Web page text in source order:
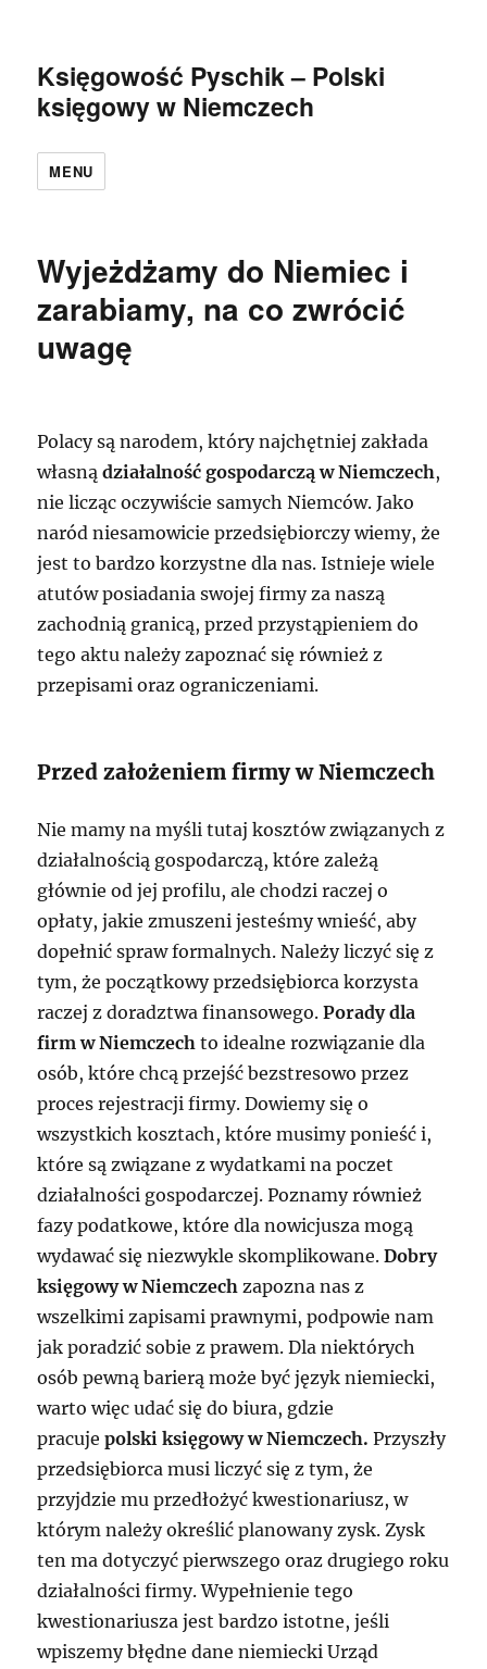
Księgowość Pyschik – Polski
księgowy w Niemczech
MENU
Wyjeżdżamy do Niemiec i
zarabiamy, na co zwrócić
uwagę
Polacy są narodem, który najchętniej zakłada
własnądziałalność gospodarczą w Niemczech,
nie licząc oczywiście samych Niemców. Jako
naród niesamowicie przedsiębiorczy wiemy, że
jest to bardzo korzystne dla nas. Istnieje wiele
atutów posiadania swojej firmy za naszą
zachodnią granicą, przed przystąpieniem do
tego aktu należy zapoznać się również z
przepisami oraz ograniczeniami.
Przed założeniem firmy w Niemczech
Nie mamy na myśli tutaj kosztów związanych z
działalnością gospodarczą, które zależą
głównie od jej profilu, ale chodzi raczej o
opłaty, jakie zmuszeni jesteśmy wnieść, aby
dopełnić spraw formalnych. Należy liczyć się z
tym, że początkowy przedsiębiorca korzysta
raczej z doradztwa finansowego.Porady dla
firm w Niemczechto idealne rozwiązanie dla
osób, które chcą przejść bezstresowo przez
proces rejestracji firmy. Dowiemy się o
wszystkich kosztach, które musimy ponieść i,
które są związane z wydatkami na poczet
działalności gospodarczej. Poznamy również
fazy podatkowe, które dla nowicjusza mogą
wydawać się niezwykle skomplikowane.Dobry
księgowy w Niemczechzapozna nas z
wszelkimi zapisami prawnymi, podpowie nam
jak poradzić sobie z prawem. Dla niektórych
osób pewną barierą może być język niemiecki,
warto więc udać się do biura, gdzie
pracujepolski księgowy w Niemczech.Przyszły
przedsiębiorca musi liczyć się z tym, że
przyjdzie mu przedłożyć kwestionariusz, w
którym należy określić planowany zysk. Zysk
ten ma dotyczyć pierwszego oraz drugiego roku
działalności firmy. Wypełnienie tego
kwestionariusza jest bardzo istotne, jeśli
wpiszemy błędne dane niemiecki Urząd